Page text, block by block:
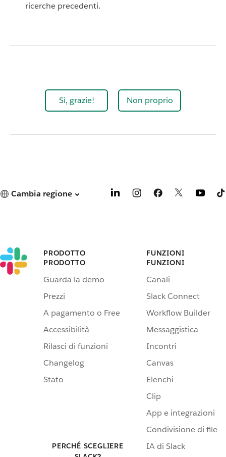
ricerche precedenti.
Sì, grazie! Non proprio
Cambia regione
PRODOTTO
PRODOTTO
Guarda la demo
Prezzi
A pagamento o Free
Accessibilità
Rilasci di funzioni
Changelog
Stato
PERCHÉ SCEGLIERE
FUNZIONI
FUNZIONI
Canali
Slack Connect
Workflow Builder
Messaggistica
Incontri
Canvas
Elenchi
Clip
App e integrazioni
Condivisione di file
IA di Slack